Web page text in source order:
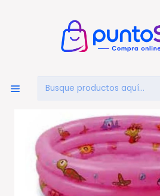
OTRAS CATEGORIAS
Piscinas
Piscina Inflable Para Niños